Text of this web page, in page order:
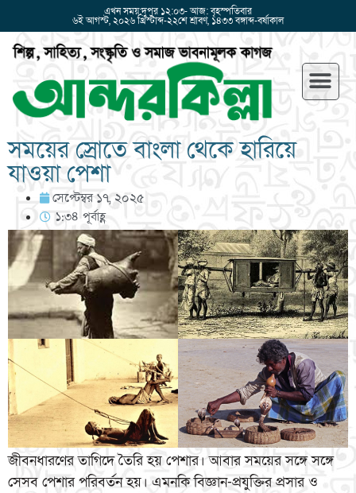
এখন সময়:দুপুর ১২:০৩- আজ: বৃহস্পতিবার
৬ই আগস্ট, ২০২৬ খ্রিস্টাব্দ-২২শে শ্রাবণ, ১৪৩৩ বঙ্গাব্দ-বর্ষাকাল
সময়ের স্রোতে বাংলা থেকে হারিয়ে
যাওয়া পেশা
সেপ্টেম্বর ১৭, ২০২৫
১:৩৪ পূর্বাহ্ণ
জীবনধারণের তাগিদে তৈরি হয় পেশার। আবার সময়ের সঙ্গে সঙ্গে
সেসব পেশার পরিবর্তন হয়। এমনকি বিজ্ঞান-প্রযুক্তির প্রসার ও